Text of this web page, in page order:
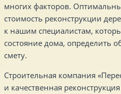
многих факторов.
стоимость реконструкции
к нашим специалистам,
состояние дома, определить
смету.
Строительная компания
и качественная